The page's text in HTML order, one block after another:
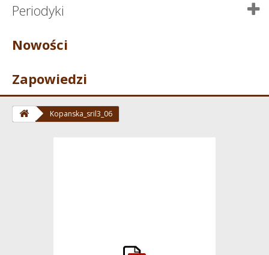
Periodyki
Nowości
Zapowiedzi
Kopanska_sril3_06